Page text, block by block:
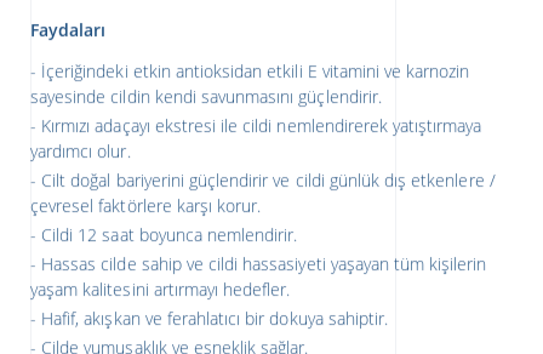
Faydaları
İçeriğindeki etkin antioksidan etkili E vitamini ve karnozin
sayesinde cildin kendi savunmasını güçlendirir.
Kırmızı adaçayı ekstresi ile cildi nemlendirerek yatıştırmaya
yardımcı olur.
Cilt doğal bariyerini güçlendirir ve cildi günlük dış etkenlere /
çevresel faktörlere karşı korur.
Cildi 12 saat boyunca nemlendirir.
Hassas cilde sahip ve cildi hassasiyeti yaşayan tüm kişilerin
yaşam kalitesini artırmayı hedefler.
Hafif, akışkan ve ferahlatıcı bir dokuya sahiptir.
Cilde yumuşaklık ve esneklik sağlar.